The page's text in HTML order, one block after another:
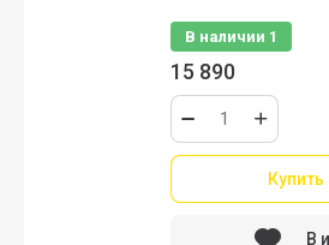
В наличии 1
15 890
Купить
В